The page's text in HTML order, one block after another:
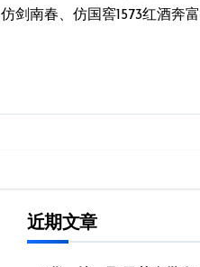
南春、仿国窖1573红酒奔
近期文章